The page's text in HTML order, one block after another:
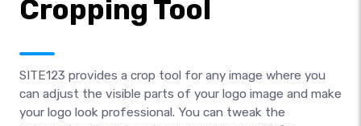
Cropping Tool
SITE123 provides a crop tool for any image where you
can adjust the visible parts of your logo image and make
your logo look professional. You can tweak the